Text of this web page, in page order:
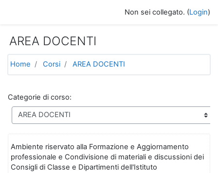
Non sei collegato. (Login)
AREA DOCENTI
Home Corsi AREA DOCENTI
Categorie di corso:
Ambiente riservato alla Formazione e Aggiornamento
professionale e Condivisione di materiali e discussioni dei
Consigli di Classe e Dipartimenti dell'Istituto